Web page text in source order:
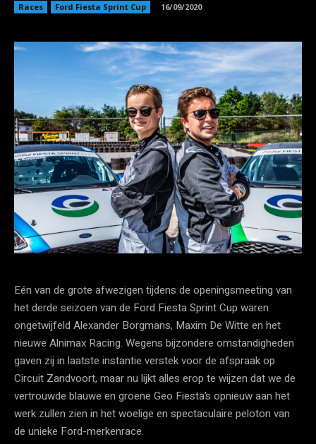
Races Ford Fiesta Sprint Cup 16/09/2020
Eén van de grote afwezigen tijdens de openingsmeeting van
het derde seizoen van de Ford Fiesta Sprint Cup waren
ongetwijfeld Alexander Borgmans, Maxim De Witte en het
nieuwe Alnimax Racing. Wegens bijzondere omstandigheden
gaven zij in laatste instantie verstek voor de afspraak op
Circuit Zandvoort, maar nu lijkt alles erop te wijzen dat we de
vertrouwde blauwe en groene Geo Fiesta’s opnieuw aan het
werk zullen zien in het woelige en spectaculaire peloton van
de unieke Ford-merkenrace.